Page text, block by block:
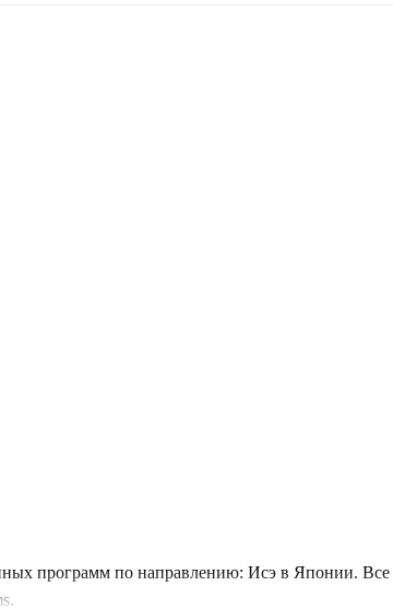
программ по направлению: Исэ в Японии.